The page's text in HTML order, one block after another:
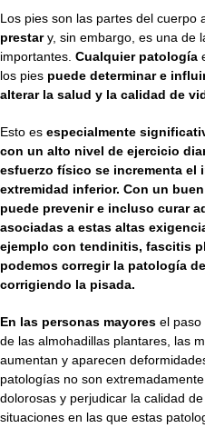
Los pies son las partes del cuerpo
prestary, sin embargo, es una de
importantes. Cualquier patología
los pies puede determinar e
alterar la salud y la calidad de
Esto es especialmente
con un alto nivel de ejercicio
esfuerzo físico se incrementa el
extremidad inferior. Con un
puede prevenir e incluso curar
asociadas a estas altas
ejemplo con tendinitis, fascitis
podemos corregir la patología
corrigiendo la pisada.
En las personas mayores el paso
de las almohadillas plantares, las
aumentan y aparecen
patologías no son
dolorosas y perjudicar la calidad
situaciones en las que estas